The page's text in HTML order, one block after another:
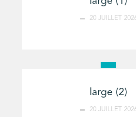
20 JUILLET
large (2)
20 JUILLET